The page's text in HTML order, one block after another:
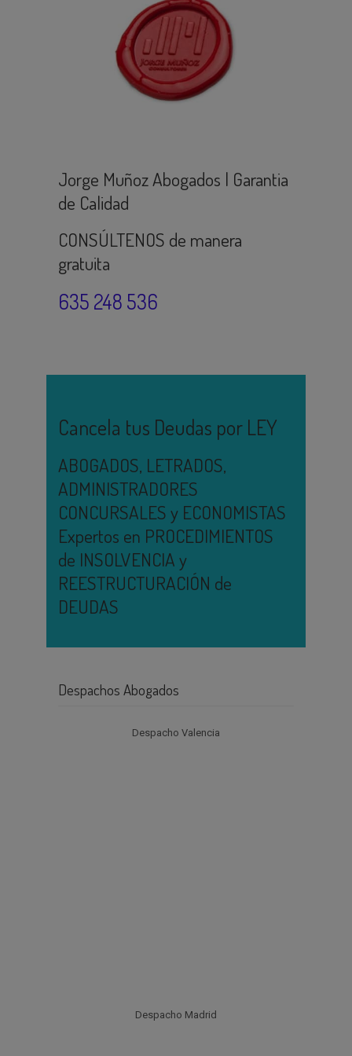
Jorge Muñoz Abogados | Garantia
de Calidad
CONSÚLTENOS de manera
gratuita
635 248 536
Cancela tus Deudas por LEY
ABOGADOS, LETRADOS,
ADMINISTRADORES
CONCURSALES y ECONOMISTAS
Expertos en PROCEDIMIENTOS
de INSOLVENCIA y
REESTRUCTURACIÓN de
DEUDAS
Despachos Abogados
Despacho Valencia
Despacho Madrid